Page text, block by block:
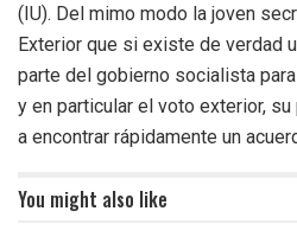
(IU). Del mimo modo la joven
Exterior que si existe de verdad
parte del gobierno socialista
y en particular el voto exterior,
a encontrar rápidamente un
You might also like